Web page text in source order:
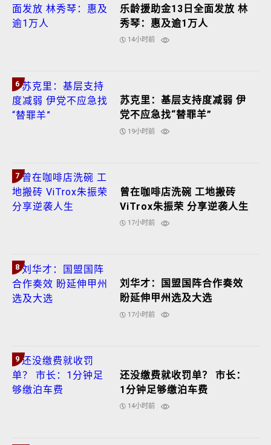
乐龄援助金13日全面发放 林
秀琴：惠及逾1万人
14小时前
6
苏克里：基层支持度减弱 伊
党不应急找“替罪羊”
19小时前
7
曾在咖啡店洗碗 工地搬砖
ViTrox朱振荣 分享逆袭人生
17小时前
8
刘华才：国盟国阵合作奏效
盼延伸甲州选及大选
17小时前
9
还没缴费就收罚单？ 市长：
1分钟足够缴泊车费
14小时前